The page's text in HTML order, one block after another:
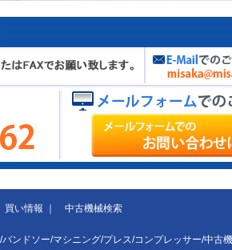
買い情報｜中古機械検索
ンドソー/マシニング/プレス/コンプレッサー/中古